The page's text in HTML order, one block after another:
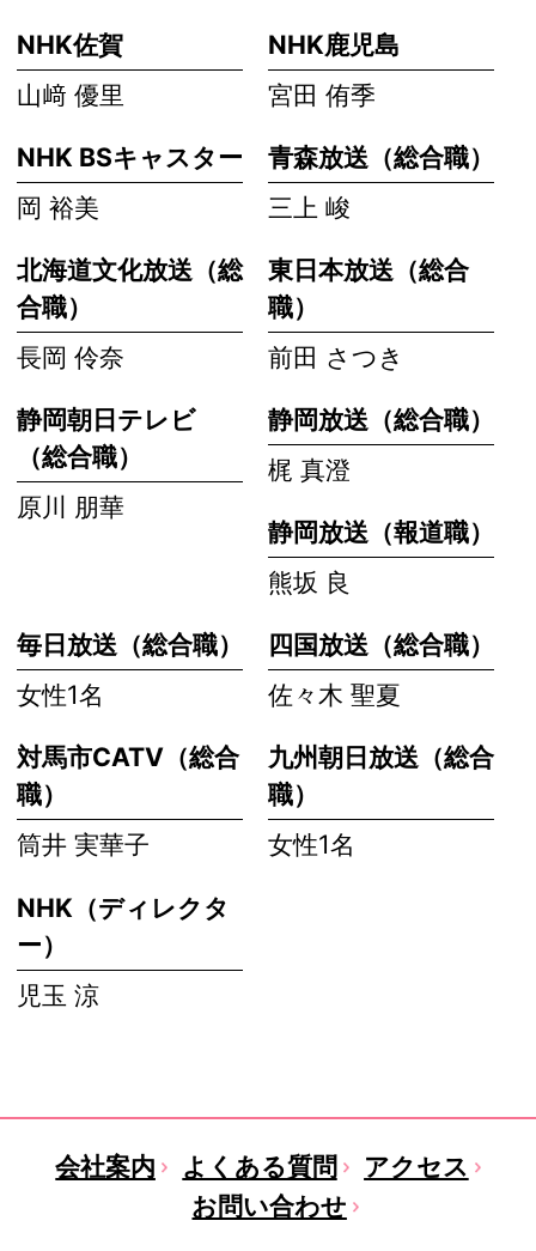
NHK佐賀
山﨑 優里
NHK鹿児島
宮田 侑季
NHK BSキャスター
岡 裕美
青森放送（総合職）
三上 峻
北海道文化放送（総
合職）
長岡 伶奈
東日本放送（総合
職）
前田 さつき
静岡朝日テレビ
（総合職）
原川 朋華
静岡放送（総合職）
梶 真澄
静岡放送（報道職）
熊坂 良
毎日放送（総合職）
女性1名
四国放送（総合職）
佐々木 聖夏
対馬市CATV（総合
職）
筒井 実華子
九州朝日放送（総合
職）
女性1名
NHK（ディレクタ
ー）
児玉 涼
会社案内 よくある質問
アクセス
お問い合わせ